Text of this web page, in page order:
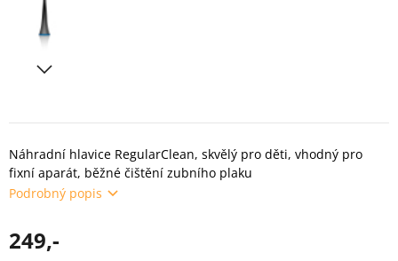
Náhradní hlavice RegularClean, skvělý pro děti, vhodný pro
fixní aparát, běžné čištění zubního plaku
Podrobný popis
249,-